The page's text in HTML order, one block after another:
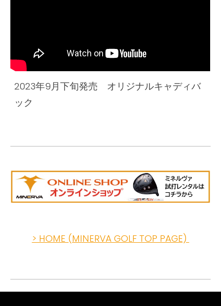
2023年9月下旬発売 オリジナルキャディバ
ック
> HOME (MINERVA GOLF TOP PAGE)